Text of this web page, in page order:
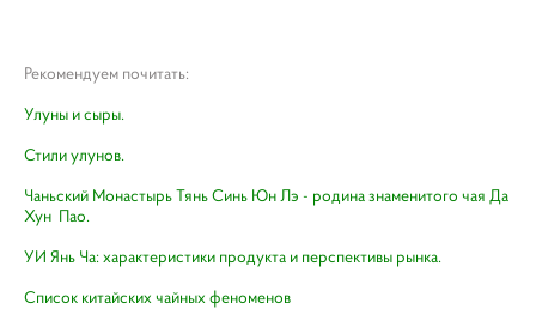
Рекомендуем почитать:
Улуны и сыры.
Стили улунов.
Чаньский Монастырь Тянь Синь Юн Лэ - родина знаменитого чая Да
Хун Пао.
УИ Янь Ча: характеристики продукта и перспективы рынка.
Список китайских чайных феноменов